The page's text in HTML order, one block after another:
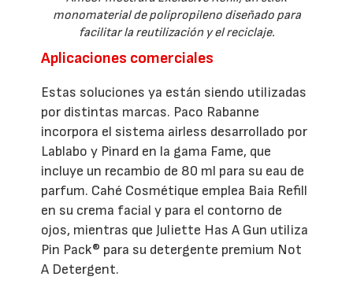
monomaterial de polipropileno diseñado para
facilitar la reutilización y el reciclaje.
Aplicaciones comerciales
Estas soluciones ya están siendo utilizadas
por distintas marcas. Paco Rabanne
incorpora el sistema airless desarrollado por
Lablabo y Pinard en la gama Fame, que
incluye un recambio de 80 ml para su eau de
parfum. Cahé Cosmétique emplea Baia Refill
en su crema facial y para el contorno de
ojos, mientras que Juliette Has A Gun utiliza
Pin Pack® para su detergente premium Not
A Detergent.